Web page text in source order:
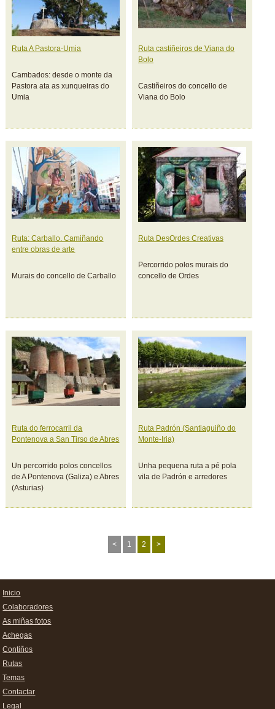
Ruta A Pastora-Umia
Cambados: desde o monte da
Pastora ata as xunqueiras do
Umia
Ruta castiñeiros de Viana do
Bolo
Castiñeiros do concello de
Viana do Bolo
Ruta: Carballo. Camiñando
entre obras de arte
Murais do concello de Carballo
Ruta DesOrdes Creativas
Percorrido polos murais do
concello de Ordes
Ruta do ferrocarril da
Pontenova a San Tirso de Abres
Un percorrido polos concellos
de A Pontenova (Galiza) e Abres
(Asturias)
Ruta Padrón (Santiaguiño do
Monte-Iria)
Unha pequena ruta a pé pola
vila de Padrón e arredores
< 1 2 >
Inicio
Colaboradores
As miñas fotos
Achegas
Contiños
Rutas
Temas
Contactar
Legal